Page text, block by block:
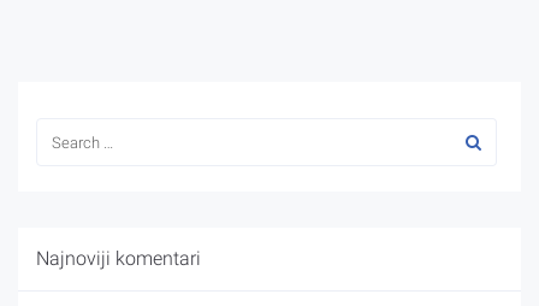
Najnoviji komentari